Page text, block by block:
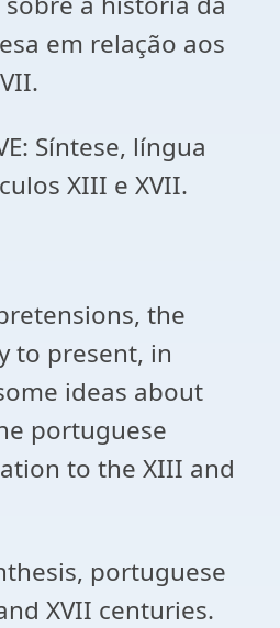
em relação aos
Síntese, língua
XIII e XVII.
the
to present, in
ideas about
portuguese
to the XIII and
portuguese
XVII centuries.